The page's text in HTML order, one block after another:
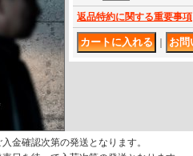
返品特約に関する重要事項
金確認次第の発送となります。